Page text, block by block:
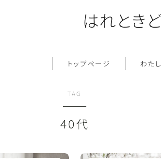
はれとき
トップページ わた
TAG
40代